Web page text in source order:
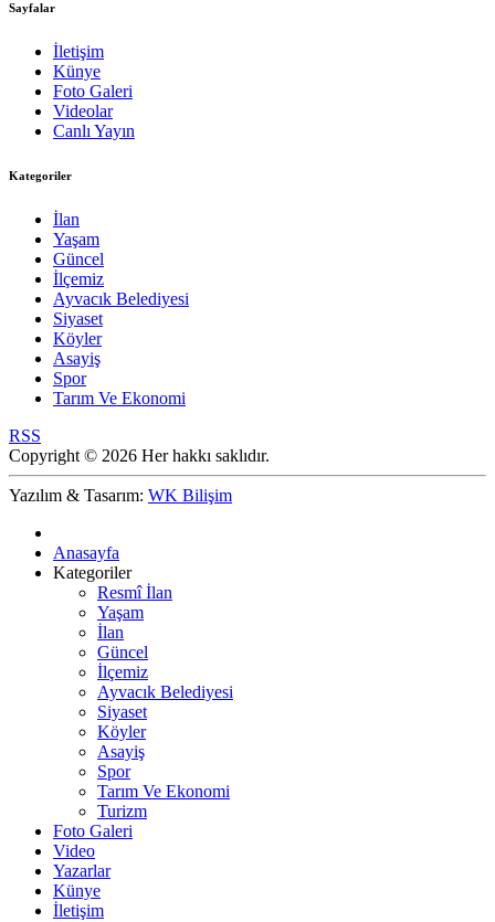
Sayfalar
İletişim
Künye
Foto Galeri
Videolar
Canlı Yayın
Kategoriler
İlan
Yaşam
Güncel
İlçemiz
Ayvacık Belediyesi
Siyaset
Köyler
Asayiş
Spor
Tarım Ve Ekonomi
RSS
Copyright © 2026 Her hakkı saklıdır.
Yazılım & Tasarım: WK Bilişim
Anasayfa
Kategoriler
Resmî İlan
Yaşam
İlan
Güncel
İlçemiz
Ayvacık Belediyesi
Siyaset
Köyler
Asayiş
Spor
Tarım Ve Ekonomi
Turizm
Foto Galeri
Video
Yazarlar
Künye
İletişim